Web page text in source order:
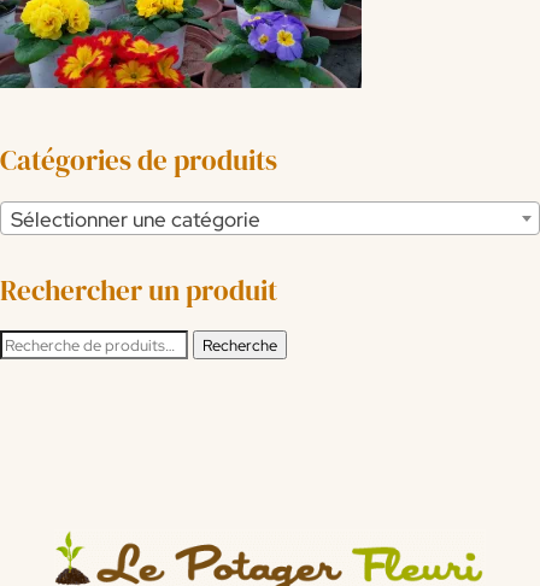
Catégories de produits
Sélectionner une catégorie
Rechercher un produit
Recherche
Recherche